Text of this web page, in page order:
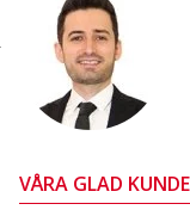
VÅRA GLAD